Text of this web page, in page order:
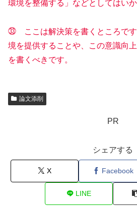
環境を整備する」などとしてはいか
㉝ ここは解決策を書くところで
境を提供することや、この意識向
を書くべきです。
論文添削
PR
シェアする
X Facebook
LINE